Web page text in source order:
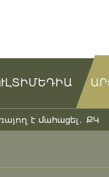
է մահացել․ ՔԿ